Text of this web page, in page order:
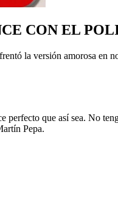
CON EL
la versión amorosa en
perfecto que así sea. No
Pepa.